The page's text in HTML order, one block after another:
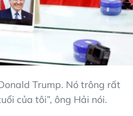
Trump. Nó trông rất
của tôi”, ông Hải nói.